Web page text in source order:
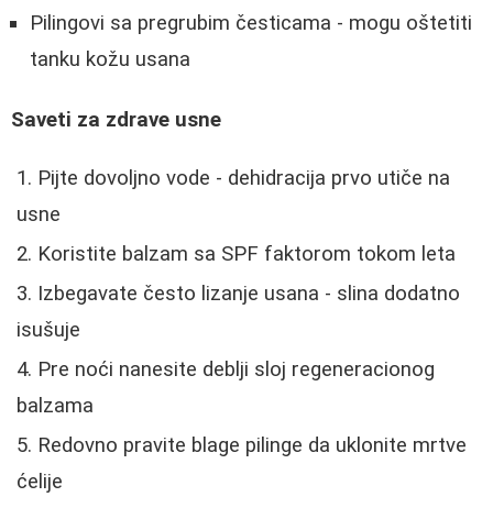
Pilingovi sa pregrubim česticama - mogu oštetiti
tanku kožu usana
Saveti za zdrave usne
Pijte dovoljno vode - dehidracija prvo utiče na
usne
Koristite balzam sa SPF faktorom tokom leta
Izbegavate često lizanje usana - slina dodatno
isušuje
Pre noći nanesite deblji sloj regeneracionog
balzama
Redovno pravite blage pilinge da uklonite mrtve
ćelije